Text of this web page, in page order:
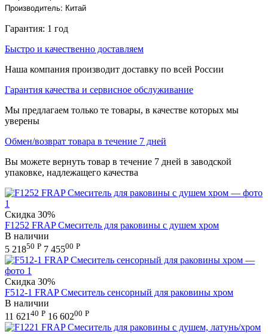
Производитель: Китай
Гарантия: 1 год
Быстро и качественно доставляем
Наша компания производит доставку по всей России
Гарантия качества и сервисное обслуживание
Мы предлагаем только те товары, в качестве которых мы
уверены
Обмен/возврат товара в течение 7 дней
Вы можете вернуть товар в течение 7 дней в заводской
упаковке, надлежащего качества
Скидка 30%
F1252 FRAP Смеситель для раковины с душем хром
В наличии
5 21850 Р 7 45500 Р
Скидка 30%
F512-1 FRAP Смеситель сенсорный для раковины хром
В наличии
11 621 40 Р 16 60200 Р